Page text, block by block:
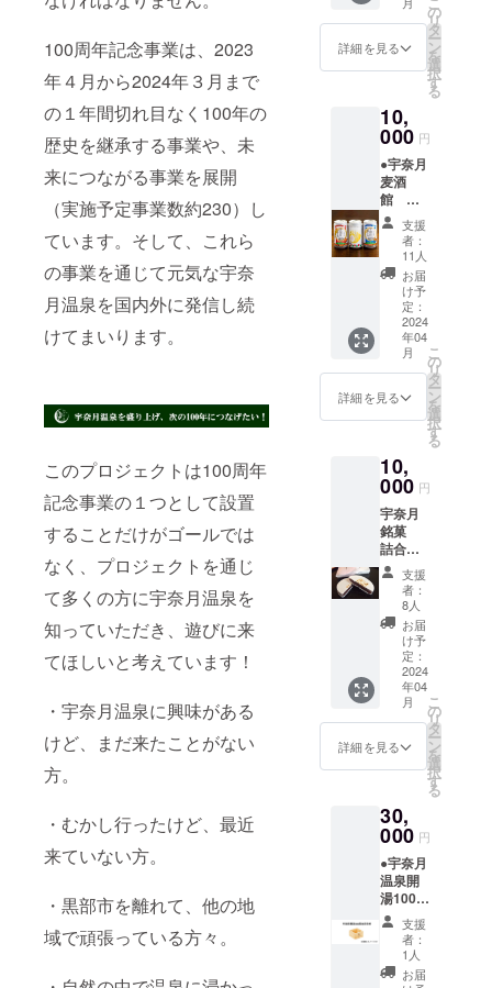
100周年記念事業は、2023
年４月から2024年３月まで
の１年間切れ目なく100年の
歴史を継承する事業や、未
来につながる事業を展開
（実施予定事業数約230）し
ています。そして、これら
の事業を通じて元気な宇奈
月温泉を国内外に発信し続
けてまいります。
このプロジェクトは100周年
記念事業の１つとして設置
することだけがゴールでは
なく、プロジェクトを通じ
て多くの方に宇奈月温泉を
知っていただき、遊びに来
てほしいと考えています！
・宇奈月温泉に興味がある
けど、まだ来たことがない
方。
・むかし行ったけど、最近
来ていない方。
・黒部市を離れて、他の地
域で頑張っている方々。
ろ宇奈
月の入
浴券で
す。
詳細を見る
の
リ
タ
ー
ン
を
選
択
す
る
10,
000 円
●宇奈月
麦酒
館 宇
奈月
ビール3
缶セッ
ト 黒部
市内で
栽培さ
れた大
麦と黒
部の名
水を
使った
宇奈月
セット
です。
支援
者：
11人
お届
け予
定：
2024
年04
月
詳細を見る
こ
の
リ
タ
ー
ン
を
選
択
す
る
10,
000 円
宇奈月
銘菓
詰合せ
宇奈月
温泉街
のお菓
子屋さ
んの銘
菓を詰
め合わ
せセッ
トをお
送りい
たしま
す。 ※
よって
変化す
る場合
がござ
いま
す。あ
らかじ
めご了
承くだ
さい。
支援
者：
8人
お届
け予
定：
2024
年04
月
詳細を見る
こ
の
リ
タ
ー
ン
を
選
択
す
る
30,
000 円
●宇奈月
温泉開
湯100周
年記念
升 宇奈
月温泉
開湯100
支援
者：
1人
お届